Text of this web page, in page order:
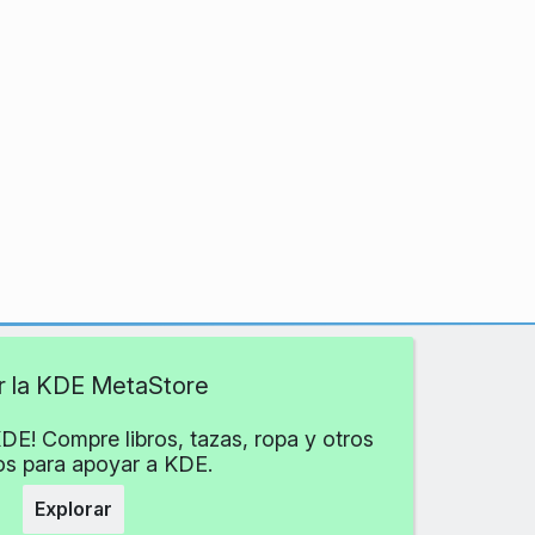
la KDE MetaStore
Compre libros, tazas, ropa y otros
para apoyar a KDE.
Explorar